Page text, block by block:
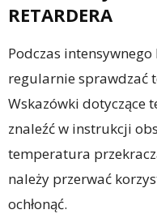
RETARDERA
Podczas
regularnie sprawdzać
Wskazówki dotyczące
znaleźć w instrukcji
temperatura
należy przerwać
ochłonąć.